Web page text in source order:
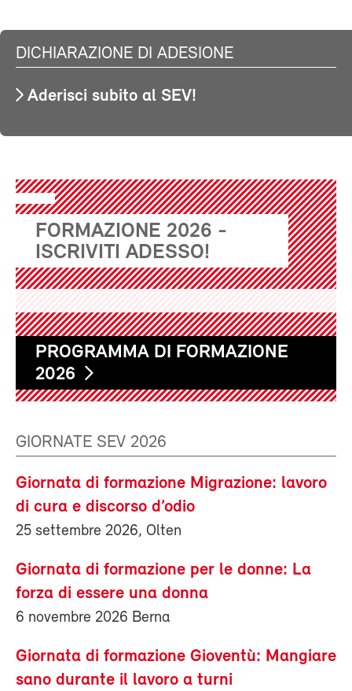
DICHIARAZIONE DI ADESIONE
Aderisci subito al SEV!
FORMAZIONE 2026 -
ISCRIVITI ADESSO!
PROGRAMMA DI FORMAZIONE
2026
GIORNATE SEV 2026
Giornata di formazione Migrazione: lavoro
di cura e discorso d’odio
25 settembre 2026, Olten
Giornata di formazione per le donne: La
forza di essere una donna
6 novembre 2026 Berna
Giornata di formazione Gioventù: Mangiare
sano durante il lavoro a turni